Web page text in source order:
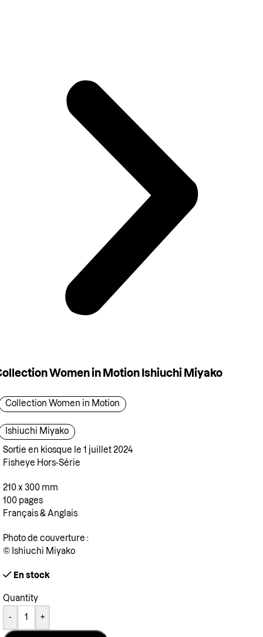
Women in Motion Ishiuchi Miyako
Collection Women in Motion
Ishiuchi Miyako
Sortie en kiosque le 1 juillet 2024
Fisheye Hors-Série
210 x 300 mm
100 pages
Français & Anglais
Photo de couverture :
© Ishiuchi Miyako
En stock
Quantity
- +